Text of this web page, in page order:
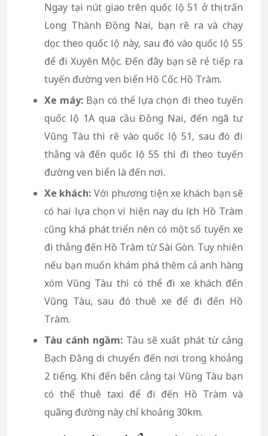
Ngay tại nút giao trên quốc lộ 51 ở thị trấn
Long Thành Đồng Nai, bạn rẽ ra và chạy
dọc theo quốc lộ này, sau đó vào quốc lộ 55
để đi Xuyên Mộc. Đến đây bạn sẽ rẻ tiếp ra
tuyến đường ven biển Hồ Cốc Hồ Tràm.
Xe máy: Bạn có thể lựa chọn đi theo tuyến
quốc lộ 1A qua cầu Đồng Nai, đến ngã tư
Vũng Tàu thì rẽ vào quốc lộ 51, sau đó đi
thắng và đến quốc lộ 55 thì đi theo tuyến
đường ven biển là đến nơi.
Xe khách: Với phương tiện xe khách bạn sẽ
có hai lựa chọn vì hiện nay du lịch Hồ Tràm
cũng khá phát triển nên có một số tuyến xe
đi thẳng đến Hồ Tràm từ Sài Gòn. Tuy nhiên
nếu bạn muốn khám phá thêm cả anh hàng
xóm Vũng Tàu thì có thể đi xe khách đến
Vũng Tàu, sau đó thuê xe để đi đến Hồ
Tràm.
Tàu cánh ngầm:Tàu sẽ xuất phát từ cảng
Bạch Đằng di chuyển đến nơi trong khoảng
2 tiếng. Khi đến bến cảng tại Vũng Tàu bạn
có thể thuê taxi để đi đến Hồ Tràm và
quãng đường này chỉ khoảng 30km.